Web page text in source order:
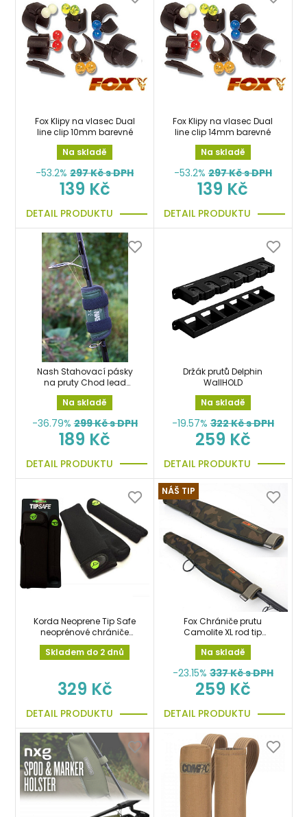
Fox Klipy na vlasec Dual
line clip 10mm barevné
Na skladě
-53.2% 297Kč s DPH
139 Kč
DETAIL PRODUKTU
Fox Klipy na vlasec Dual
line clip 14mm barevné
Na skladě
-53.2% 297Kč s DPH
139 Kč
DETAIL PRODUKTU
Nash Stahovací pásky
na pruty Chod lead
bands
Na skladě
-36.79% 299Kč s DPH
189 Kč
DETAIL PRODUKTU
Držák prutů Delphin
WallHOLD
Na skladě
-19.57% 322Kč s DPH
259 Kč
DETAIL PRODUKTU
Korda Neoprene Tip Safe
neoprénové chrániče
prutů
Skladem do 2 dnů
329 Kč
DETAIL PRODUKTU
NÁŠ TIP
Fox Chrániče prutu
Camolite XL rod tip
protector
Na skladě
-23.15% 337Kč s DPH
259 Kč
DETAIL PRODUKTU